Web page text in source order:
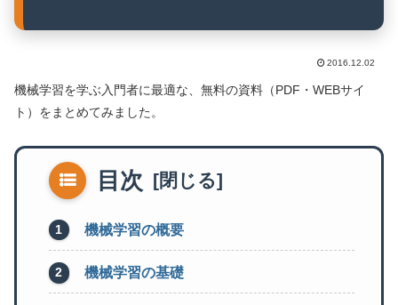
2016.12.02
機械学習を学ぶ入門者に最適な、無料の資料（PDF・WEBサイ
ト）をまとめてみました。
目次
機械学習の概要
機械学習の基礎